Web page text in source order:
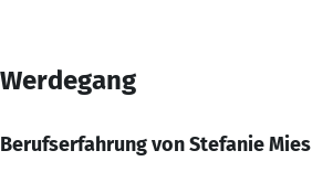
Werdegang
Berufserfahrung von Stefanie Mies